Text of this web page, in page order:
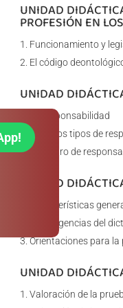
UNIDAD
PROFESIÓN EN
Funcionamiento y
El código
UNIDAD
La responsabilidad
Distintos tipos de
El seguro de
UNIDAD
Características
Las exigencias del
Orientaciones para la
UNIDAD
Valoración de la